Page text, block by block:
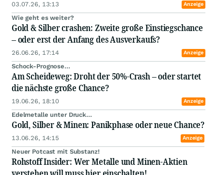
03.07.26, 13:13 Anzeige
Wie geht es weiter?
Gold & Silber crashen: Zweite große Einstiegschance
– oder erst der Anfang des Ausverkaufs?
26.06.26, 17:14 Anzeige
Schock-Prognose...
Am Scheideweg: Droht der 50%-Crash – oder startet
die nächste große Chance?
19.06.26, 18:10 Anzeige
Edelmetalle unter Druck...
Gold, Silber & Minen: Panikphase oder neue Chance?
13.06.26, 14:15 Anzeige
Neuer Potcast mit Substanz!
Rohstoff Insider: Wer Metalle und Minen-Aktien